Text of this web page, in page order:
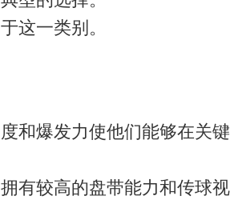
这一类别。
和爆发力使他们能够在关
有较高的盘带能力和传球视